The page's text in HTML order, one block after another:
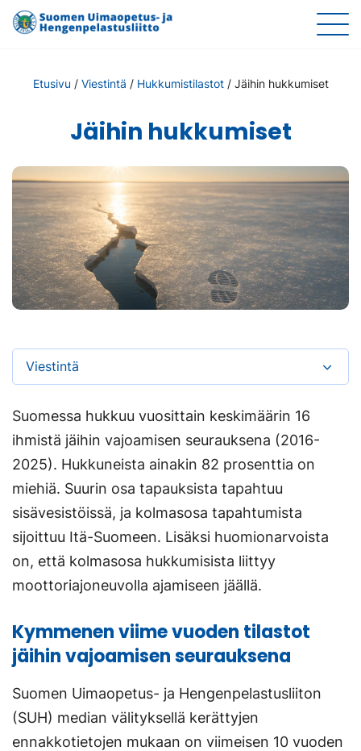
Etusivu / Viestintä / Hukkumistilastot/ Jäihin hukkumiset
Jäihin hukkumiset
Viestintä
Suomessa hukkuu vuosittain keskimäärin 16
ihmistä jäihin vajoamisen seurauksena (2016-
2025). Hukkuneista ainakin 82 prosenttia on
miehiä. Suurin osa tapauksista tapahtuu
sisävesistöissä, ja kolmasosa tapahtumista
sijoittuu Itä-Suomeen. Lisäksi huomionarvoista
on, että kolmasosa hukkumisista liittyy
moottoriajoneuvolla ajamiseen jäällä.
Kymmenen viime vuoden tilastot
jäihin vajoamisen seurauksena
Suomen Uimaopetus- ja Hengenpelastusliiton
(SUH) median välityksellä kerättyjen
ennakkotietojen mukaan on viimeisen 10 vuoden